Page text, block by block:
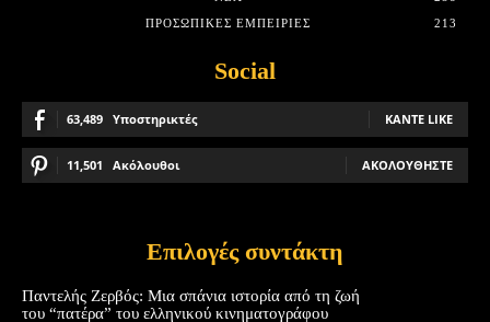
ΠΡΟΣΩΠΙΚΈΣ ΕΜΠΕΙΡΊΕΣ
213
Social
63,489 Υποστηρικτές ΚΆΝΤΕ LIKE
11,501 Ακόλουθοι ΑΚΟΛΟΥΘΉΣΤΕ
Επιλογές συντάκτη
Παντελής Ζερβός: Μια σπάνια ιστορία από τη ζωή
του “πατέρα” του ελληνικού κινηματογράφου